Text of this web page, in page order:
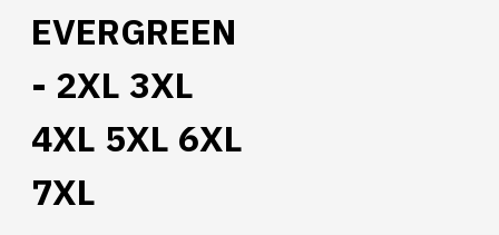
EVERGREEN
- 2XL 3XL
4XL 5XL 6XL
7XL